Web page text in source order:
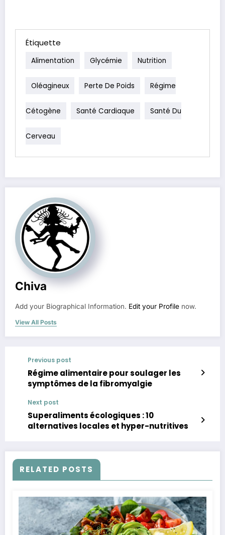
Étiquette
Alimentation Glycémie Nutrition
Oléagineux Perte De Poids Régime
Cétogène Santé Cardiaque Santé Du
Cerveau
Chiva
Add your Biographical Information. Edit your Profile now.
View All Posts
Previous post
Régime alimentaire pour soulager les
symptômes de la fibromyalgie
Next post
Superaliments écologiques : 10
alternatives locales et hyper-nutritives
RELATED POSTS